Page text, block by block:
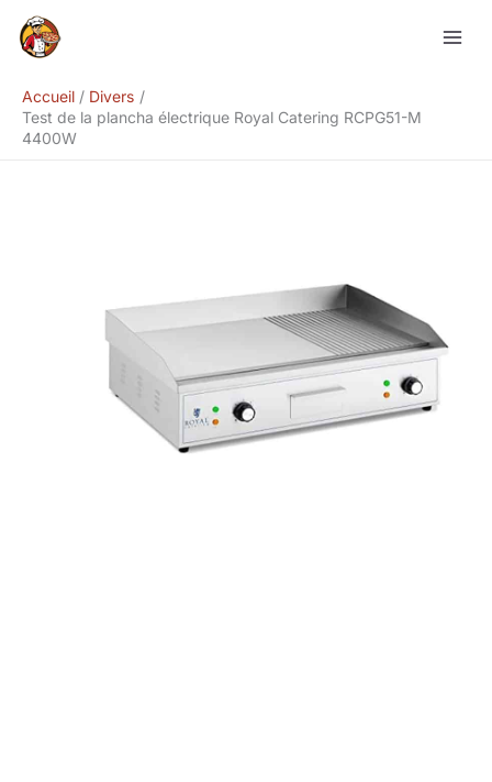
Accueil
Divers
Test de la plancha électrique Royal Catering RCPG51-M
4400W
Rechercher